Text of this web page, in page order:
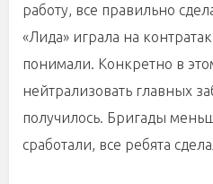
работу, все правильно
«Лида» играла на
понимали. Конкретно в
нейтрализовать главных
получилось. Бригады
сработали, все ребята